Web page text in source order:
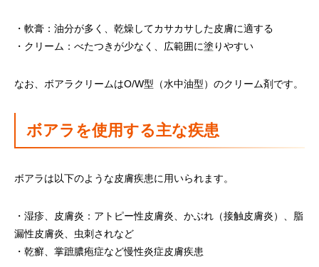
・軟膏：油分が多く、乾燥してカサカサした皮膚に適する
・クリーム：べたつきが少なく、広範囲に塗りやすい
なお、ボアラクリームはO/W型（水中油型）のクリーム剤です。
ボアラを使用する主な疾患
ボアラは以下のような皮膚疾患に用いられます。
・湿疹、皮膚炎：アトピー性皮膚炎、かぶれ（接触皮膚炎）、脂
漏性皮膚炎、虫刺されなど
・乾癬、掌蹠膿疱症など慢性炎症皮膚疾患